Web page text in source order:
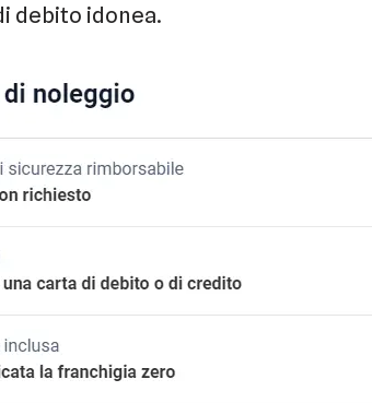
debito idonea.